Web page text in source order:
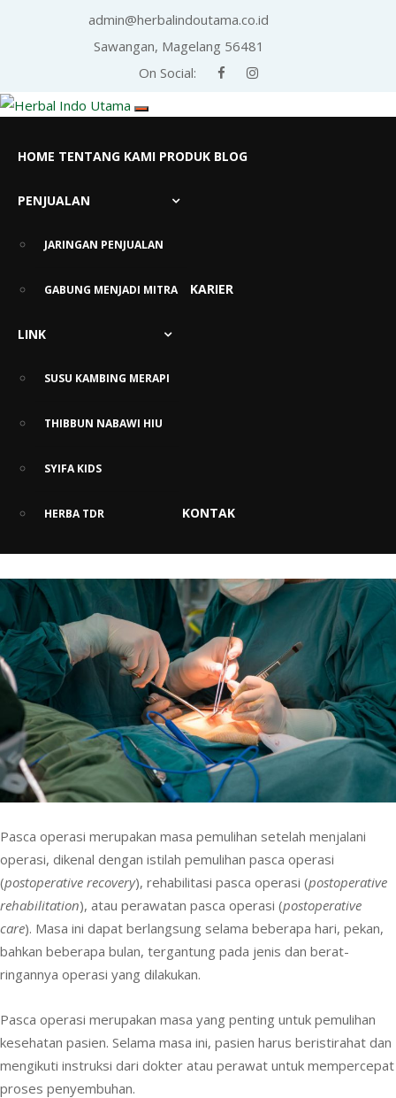
admin@herbalindoutama.co.id
Sawangan, Magelang 56481
On Social:
HOME TENTANG KAMI PRODUK BLOG
PENJUALAN
JARINGAN PENJUALAN
GABUNG MENJADI MITRA KARIER
LINK
SUSU KAMBING MERAPI
THIBBUN NABAWI HIU
SYIFA KIDS
HERBA TDR KONTAK
Info Sehat Herbal Indo
Utama
Pemulihan Pasca Operasi:
Gejala, Tips, dan Obat Herbalnya
Pasca operasi merupakan masa pemulihan setelah menjalani
operasi, dikenal dengan istilah pemulihan pasca operasi
(postoperative recovery), rehabilitasi pasca operasi (postoperative
rehabilitation), atau perawatan pasca operasi (postoperative
care). Masa ini dapat berlangsung selama beberapa hari, pekan,
bahkan beberapa bulan, tergantung pada jenis dan berat-
ringannya operasi yang dilakukan.
Pasca operasi merupakan masa yang penting untuk pemulihan
kesehatan pasien. Selama masa ini, pasien harus beristirahat dan
mengikuti instruksi dari dokter atau perawat untuk mempercepat
proses penyembuhan.